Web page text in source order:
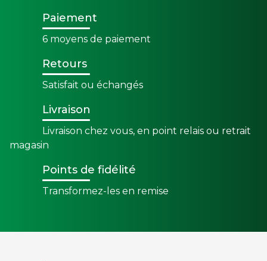
Paiement
6 moyens de paiement
Retours
Satisfait ou échangés
Livraison
Livraison chez vous, en point relais ou retrait
magasin
Points de fidélité
Transformez-les en remise